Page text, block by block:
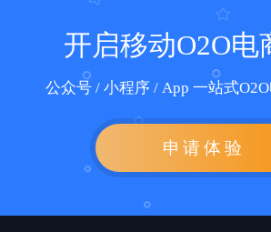
开启移动O2O电
公众号 / 小程序 / App 一站式
申请体验